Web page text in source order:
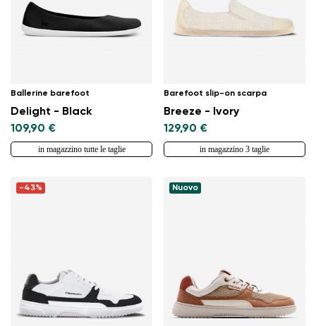
Ballerine barefoot
Delight - Black
109,90 €
in magazzino tutte le taglie
Barefoot slip-on scarpa
Breeze - Ivory
129,90 €
in magazzino 3 taglie
-43% Nuovo